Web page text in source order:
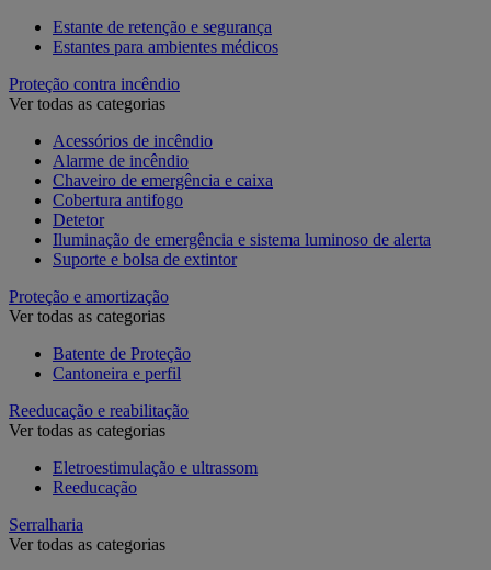
Estante de retenção e segurança
Estantes para ambientes médicos
Proteção contra incêndio
Ver todas as categorias
Acessórios de incêndio
Alarme de incêndio
Chaveiro de emergência e caixa
Cobertura antifogo
Detetor
Iluminação de emergência e sistema luminoso de alerta
Suporte e bolsa de extintor
Proteção e amortização
Ver todas as categorias
Batente de Proteção
Cantoneira e perfil
Reeducação e reabilitação
Ver todas as categorias
Eletroestimulação e ultrassom
Reeducação
Serralharia
Ver todas as categorias